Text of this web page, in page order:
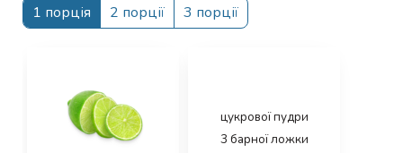
1 порція 2 порції 3 порції
цукрової пудри
3 барної ложки